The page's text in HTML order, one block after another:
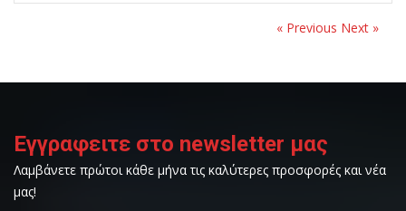
« Previous Next »
Εγγραφειτε στο newsletter μας
Λαμβάνετε πρώτοι κάθε μήνα τις καλύτερες προσφορές και νέα
μας!